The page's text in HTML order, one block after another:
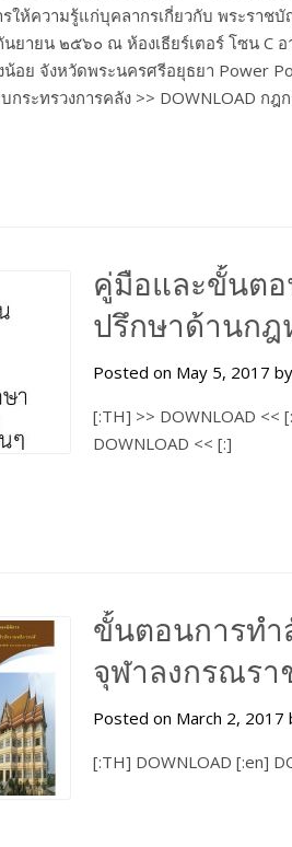
รให้ความรู้แก่บุคลากรเกี่ยวกับ พระรา
ายน ๒๕๖๐ ณ ห้องเธียร์เตอร์ โซน C
อย จังหวัดพระนครศรีอยุธยา Power
กระทรวงการคลัง >> DOWNLOAD กฎ
คู่มือและขั้นตอ
ปรึกษาด้านกฎ
Posted on May 5, 2017
[:TH] >> DOWNLOAD <<
DOWNLOAD << [:]
ขั้นตอนการท
จุฬาลงกรณรา
Posted on March 2, 2017
[:TH] DOWNLOAD [:en]